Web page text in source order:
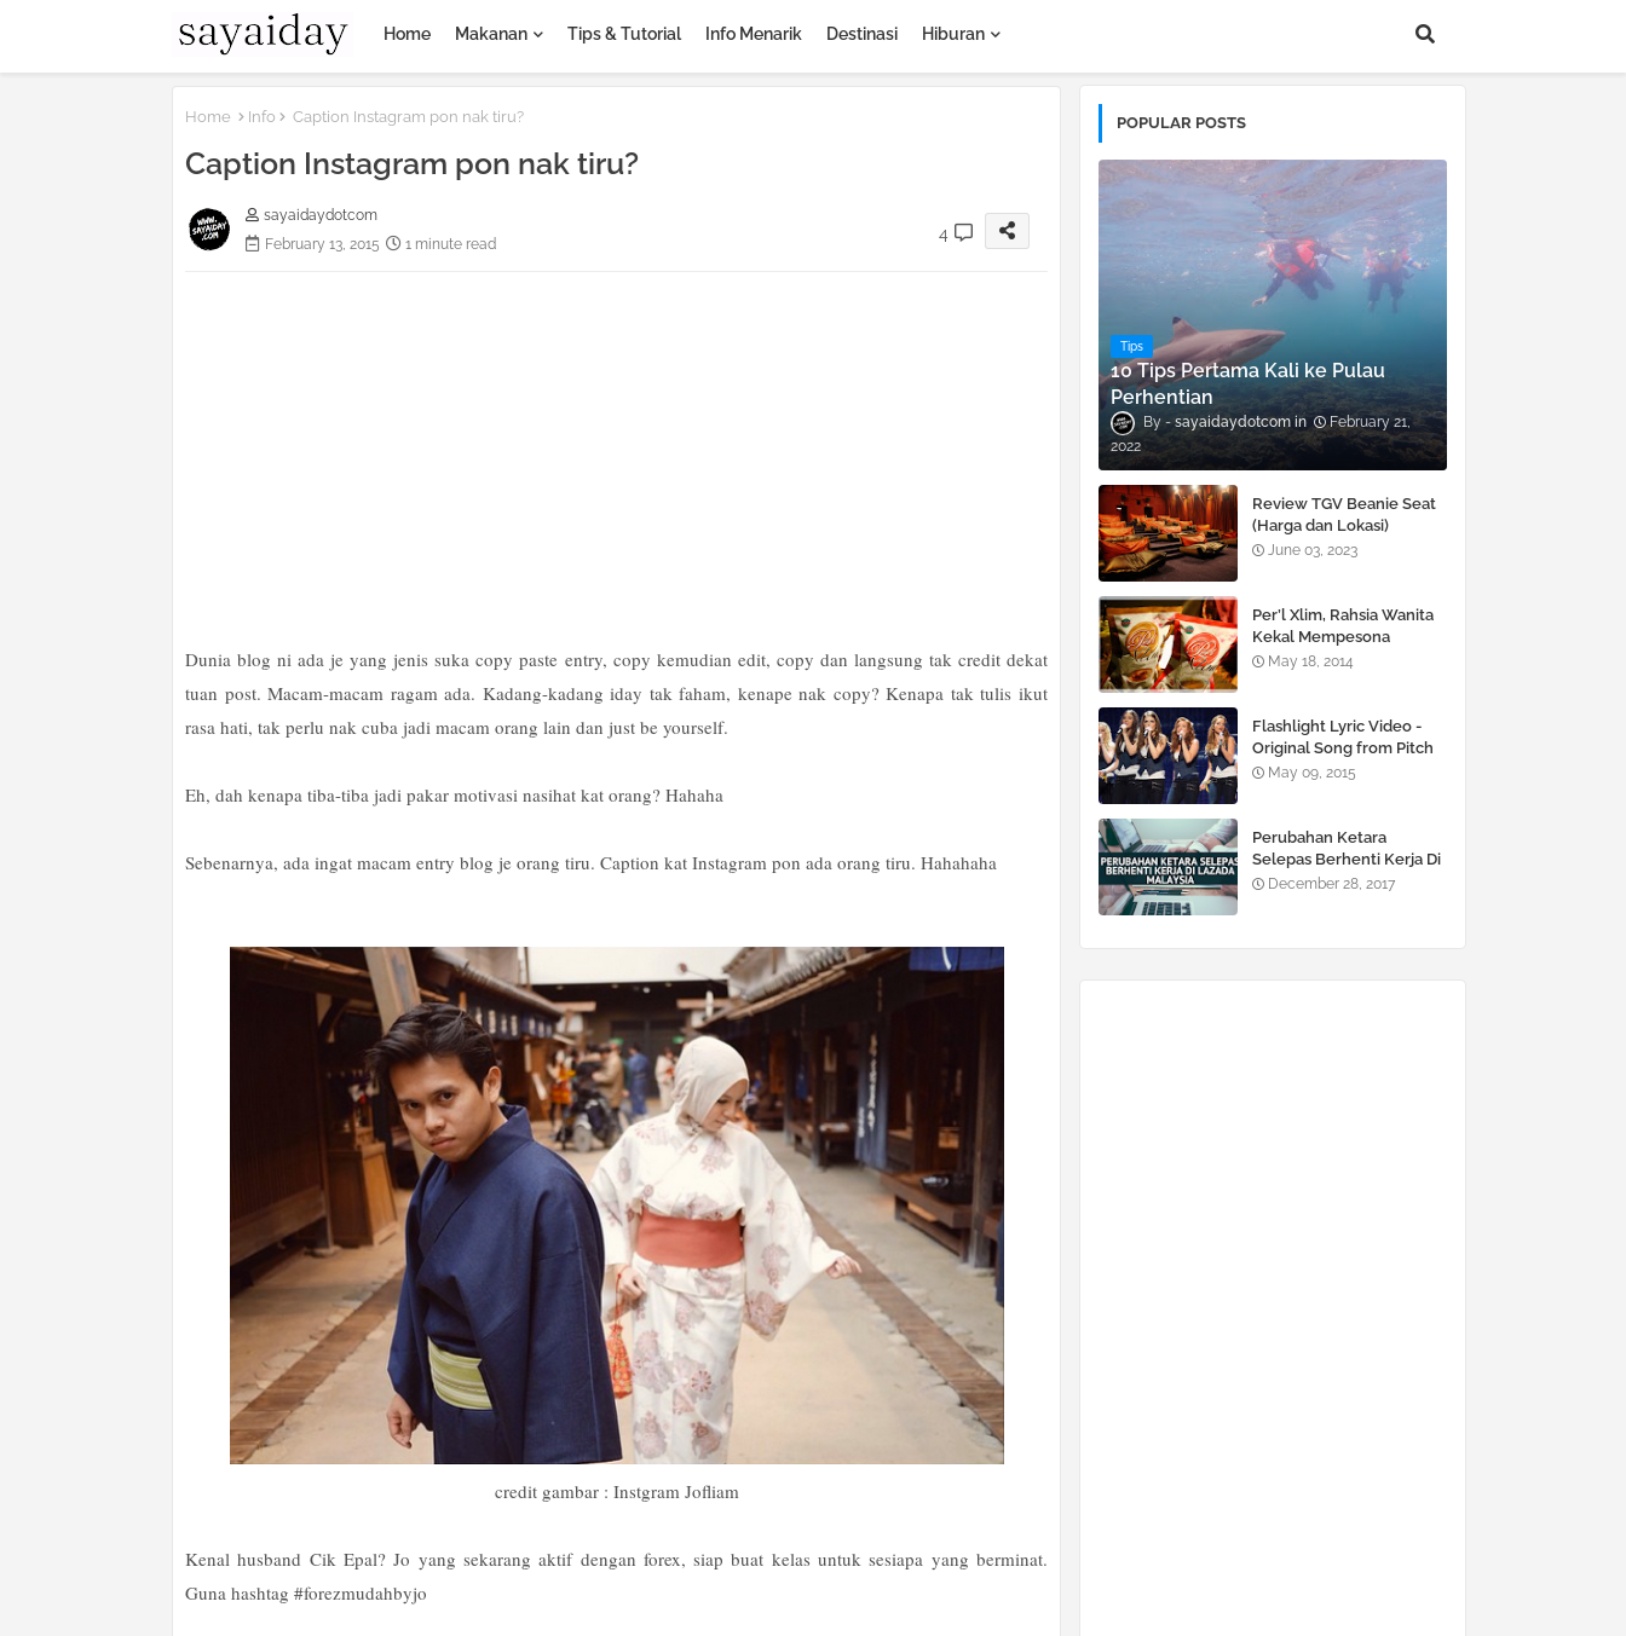
Home Makanan Tips & Tutorial Info Menarik Destinasi Hiburan
Home Info Caption Instagram pon nak tiru?
Caption Instagram pon nak tiru?
sayaidaydotcom
February 13, 2015
1 minute read
4
Dunia blog ni ada je yang jenis suka copy paste entry, copy kemudian edit, copy dan langsung tak credit dekat
tuan post. Macam-macam ragam ada. Kadang-kadang iday tak faham, kenape nak copy? Kenapa tak tulis ikut
rasa hati, tak perlu nak cuba jadi macam orang lain dan just be yourself.
Eh, dah kenapa tiba-tiba jadi pakar motivasi nasihat kat orang? Hahaha
Sebenarnya, ada ingat macam entry blog je orang tiru. Caption kat Instagram pon ada orang tiru. Hahahaha
credit gambar : Instgram Jofliam
Kenal husband Cik Epal? Jo yang sekarang aktif dengan forex, siap buat kelas untuk sesiapa yang berminat.
Guna hashtag #forezmudahbyjo
POPULAR POSTS
Tips
10 Tips Pertama Kali ke Pulau
Perhentian
sayaidaydotcom
February 21,
2022
Review TGV Beanie Seat
(Harga dan Lokasi)
June 03, 2023
Per’l Xlim, Rahsia Wanita
Kekal Mempesona
May 18, 2014
Flashlight Lyric Video -
Original Song from Pitch
Perfect 2
May 09, 2015
Perubahan Ketara
Selepas Berhenti Kerja Di
Lazada Malaysia
December 28, 2017